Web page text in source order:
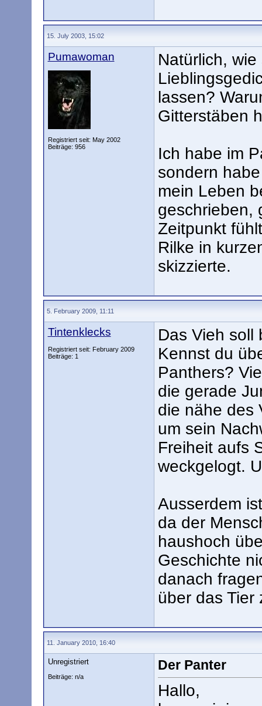
15. July 2003, 15:02
Pumawoman
Registriert seit: May 2002
Beiträge: 956
Natürlich,
lassen?
Gitterstäben
Ich habe im
sondern
mein Leben
geschrieben,
Zeitpunkt
Rilke in
skizzierte.
5. February 2009, 11:11
Tintenklecks
Registriert seit: February 2009
Beiträge: 1
Das Vieh soll
Kennst du
Panthers?
die gerade
die nähe des
um sein
Freiheit aufs
weckgelogt.
Ausserdem
da der
haushoch
Geschichte
danach
über das Tier
11. January 2010, 16:40
Unregistriert
Beiträge: n/a
Der Panter
Hallo,